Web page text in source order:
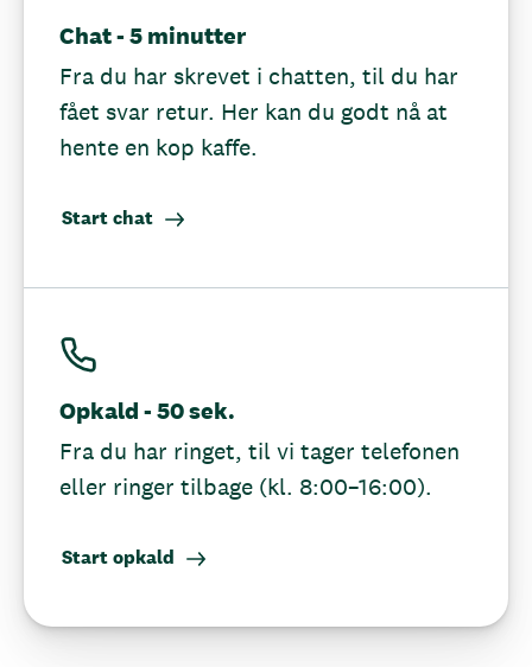
Chat - 5 minutter
Fra du har skrevet i chatten, til du har
fået svar retur. Her kan du godt nå at
hente en kop kaffe.
Start chat
Opkald - 50 sek.
Fra du har ringet, til vi tager telefonen
eller ringer tilbage (kl. 8:00–16:00).
Start opkald